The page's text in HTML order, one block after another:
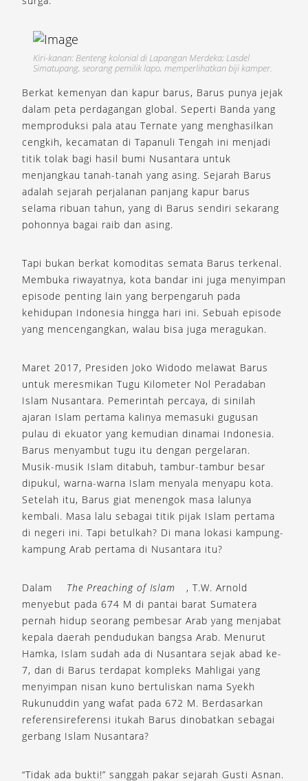
Kiri-kanan: Benteng kolonial di Lapangan Merdeka; Lasdel
Simatupang, seorang pemilik lapo, memperlihatkan biji kamper.
Berkat kemenyan dan kapur barus, Barus punya jejak
dalam peta perdagangan global. Seperti Banda yang
memproduksi pala atau Ternate yang menghasilkan
cengkih, kecamatan di Tapanuli Tengah ini menjadi
titik tolak bagi hasil bumi Nusantara untuk
menjangkau tanah-tanah yang asing. Sejarah Barus
adalah sejarah perjalanan panjang kapur barus
selama ribuan tahun, yang di Barus sendiri sekarang
pohonnya bagai raib dan asing.
Tapi bukan berkat komoditas semata Barus terkenal.
Membuka riwayatnya, kota bandar ini juga menyimpan
episode penting lain yang berpengaruh pada
kehidupan Indonesia hingga hari ini. Sebuah episode
yang mencengangkan, walau bisa juga meragukan.
Maret 2017, Presiden Joko Widodo melawat Barus
untuk meresmikan Tugu Kilometer Nol Peradaban
Islam Nusantara. Pemerintah percaya, di sinilah
ajaran Islam pertama kalinya memasuki gugusan
pulau di ekuator yang kemudian dinamai Indonesia.
Barus menyambut tugu itu dengan pergelaran.
Musik-musik Islam ditabuh, tambur-tambur besar
dipukul, warna-warna Islam menyala menyapu kota.
Setelah itu, Barus giat menengok masa lalunya
kembali. Masa lalu sebagai titik pijak Islam pertama
di negeri ini. Tapi betulkah? Di mana lokasi kampung-
kampung Arab pertama di Nusantara itu?
Dalam The Preaching of Islam
, T.W. Arnold
menyebut pada 674 M di pantai barat Sumatera
pernah hidup seorang pembesar Arab yang menjabat
kepala daerah pendudukan bangsa Arab. Menurut
Hamka, Islam sudah ada di Nusantara sejak abad ke-
7, dan di Barus terdapat kompleks Mahligai yang
menyimpan nisan kuno bertuliskan nama Syekh
Rukunuddin yang wafat pada 672 M. Berdasarkan
referensireferensi itukah Barus dinobatkan sebagai
gerbang Islam Nusantara?
“Tidak ada bukti!” sanggah pakar sejarah Gusti Asnan.